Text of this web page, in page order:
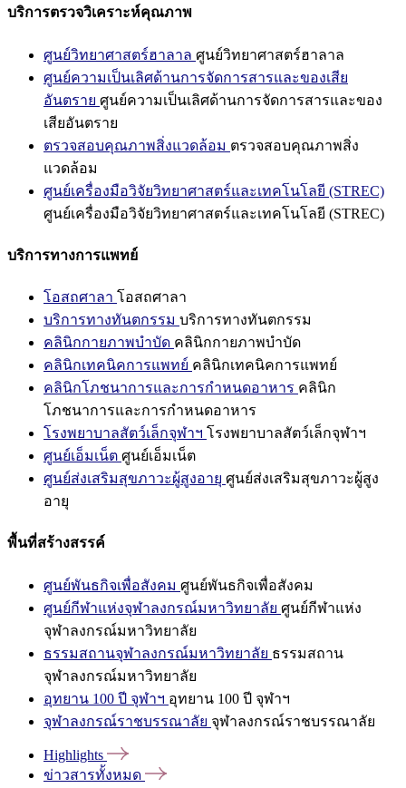
บริการตรวจวิเคราะห์คุณภาพ
ศูนย์วิทยาศาสตร์ฮาลาล ศูนย์วิทยาศาสตร์ฮาลาล
ศูนย์ความเป็นเลิศด้านการจัดการสารและของเสีย
อันตราย ศูนย์ความเป็นเลิศด้านการจัดการสารและของ
เสียอันตราย
ตรวจสอบคุณภาพสิ่งแวดล้อม ตรวจสอบคุณภาพสิ่ง
แวดล้อม
ศูนย์เครื่องมือวิจัยวิทยาศาสตร์และเทคโนโลยี (STREC)
ศูนย์เครื่องมือวิจัยวิทยาศาสตร์และเทคโนโลยี (STREC)
บริการทางการแพทย์
โอสถศาลา โอสถศาลา
บริการทางทันตกรรม บริการทางทันตกรรม
คลินิกกายภาพบำบัด คลินิกกายภาพบำบัด
คลินิกเทคนิคการแพทย์ คลินิกเทคนิคการแพทย์
คลินิกโภชนาการและการกำหนดอาหาร คลินิก
โภชนาการและการกำหนดอาหาร
โรงพยาบาลสัตว์เล็กจุฬาฯ โรงพยาบาลสัตว์เล็กจุฬาฯ
ศูนย์เอ็มเน็ต ศูนย์เอ็มเน็ต
ศูนย์ส่งเสริมสุขภาวะผู้สูงอายุ ศูนย์ส่งเสริมสุขภาวะผู้สูง
อายุ
พื้นที่สร้างสรรค์
ศูนย์พันธกิจเพื่อสังคม ศูนย์พันธกิจเพื่อสังคม
ศูนย์กีฬาแห่งจุฬาลงกรณ์มหาวิทยาลัย ศูนย์กีฬาแห่ง
จุฬาลงกรณ์มหาวิทยาลัย
ธรรมสถานจุฬาลงกรณ์มหาวิทยาลัย ธรรมสถาน
จุฬาลงกรณ์มหาวิทยาลัย
อุทยาน 100 ปี จุฬาฯ อุทยาน 100 ปี จุฬาฯ
จุฬาลงกรณ์ราชบรรณาลัย จุฬาลงกรณ์ราชบรรณาลัย
Highlights
ข่าวสารทั้งหมด